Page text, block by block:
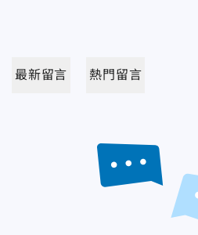
最新留言 熱門留言